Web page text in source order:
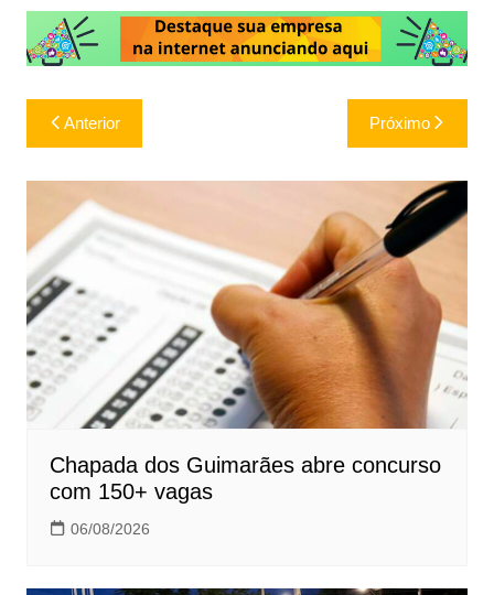
Navegação
de
Post
Anterior Próximo
Chapada dos Guimarães abre concurso
com 150+ vagas
06/08/2026